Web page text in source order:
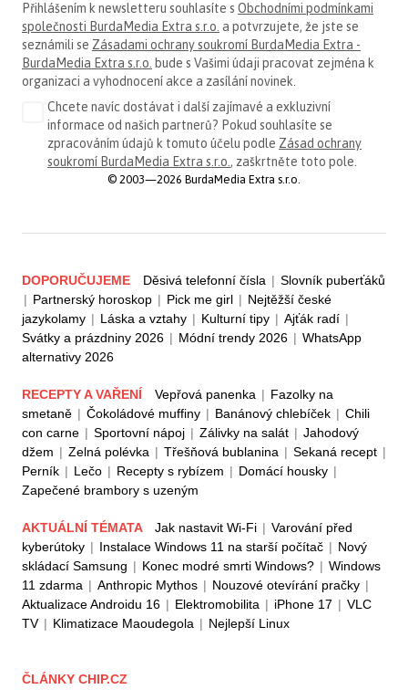
Přihlášením k newsletteru souhlasíte s Obchodními podmínkami
společnosti BurdaMedia Extra s.r.o. a potvrzujete, že jste se
seznámili se Zásadami ochrany soukromí BurdaMedia Extra -
BurdaMedia Extra s.r.o. bude s Vašimi údaji pracovat zejména k
organizaci a vyhodnocení akce a zasílání novinek.
Chcete navíc dostávat i další zajímavé a exkluzivní
informace od našich partnerů? Pokud souhlasíte se
zpracováním údajů k tomuto účelu podle Zásad ochrany
soukromí BurdaMedia Extra s.r.o., zaškrtněte toto pole.
© 2003—2026 BurdaMedia Extra s.r.o.
DOPORUČUJEME Děsivá telefonní čísla | Slovník puberťáků
| Partnerský horoskop | Pick me girl | Nejtěžší české
jazykolamy | Láska a vztahy | Kulturní tipy | Ajťák radí |
Svátky a prázdniny 2026 | Módní trendy 2026 | WhatsApp
alternativy 2026
RECEPTY A VAŘENÍ Vepřová panenka | Fazolky na
smetaně | Čokoládové muffiny | Banánový chlebíček | Chili
con carne | Sportovní nápoj | Zálivky na salát | Jahodový
džem | Zelná polévka | Třešňová bublanina | Sekaná recept |
Perník | Lečo | Recepty s rybízem | Domácí housky |
Zapečené brambory s uzeným
AKTUÁLNÍ TÉMATA Jak nastavit Wi-Fi | Varování před
kyberútoky | Instalace Windows 11 na starší počítač | Nový
skládací Samsung | Konec modré smrti Windows? | Windows
11 zdarma | Anthropic Mythos | Nouzové otevírání pračky |
Aktualizace Androidu 16 | Elektromobilita | iPhone 17 | VLC
TV | Klimatizace Maoudegola | Nejlepší Linux
ČLÁNKY CHIP.CZ